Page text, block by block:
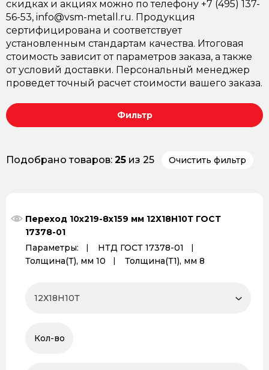
скидках и акциях можно по телефону +7 (495) 137-
56-53, info@vsm-metall.ru. Продукция
сертифицирована и соответствует
установленным стандартам качества. Итоговая
стоимость зависит от параметров заказа, а также
от условий доставки. Персональный менеджер
проведет точный расчет стоимости вашего заказа.
Фильтр
Подобрано товаров: 25 из 25 Очистить фильтр
Переход 10x219-8x159 мм 12Х18Н10Т ГОСТ
17378-01
Параметры:
НТД ГОСТ 17378-01
Толщина(Т), мм 10
Толщина(Т1), мм 8